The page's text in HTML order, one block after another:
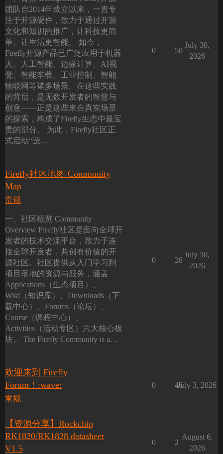
团队自2014年成立以来，一直专
注于开源硬件，致力于通过开源
文化和知识的推广，让科技更简
单、让生活更智能。 如今，
Firefly开源产品已广泛应用于机器
人、人工智能、边缘计算、AI视
觉、智能车载、工业控制、智能
物联网等诸多场景。在这些实践
的背后，是无数开发者的智慧与
创意——正是这些来自真实场景
的探索，构成了Firefly生态中最宝
贵的部分。 为此，Firefly社区正
式启动“萤…
0 50
July 30,
2026
Firefly社区地图 Community
Map
常规
一、社区概览 Community
Overview Firefly社区是面向全球开
发者的技术交流平台，致力于连
接全球开发者，共创有价值的开
源社区。社区提供从入门学习到
项目落地的资源与服务，涵盖
Applications（生态项目）、
Wiki（知识库）、Downloads（下
载中心）、Forums（论坛）、
Course（课程中心）、
Activities（活动专区）六大核心板
块。 The Firefly Community is a…
0 28
July 30,
2026
欢迎来到 Firefly
Forum！:wave:
常规
0 46
July 3, 2026
【资源分享】Rockchip
RK1820/RK1828 datasheet
V1.5
0 2
August 6,
2026